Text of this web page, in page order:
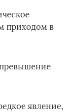
приходом в
явление,